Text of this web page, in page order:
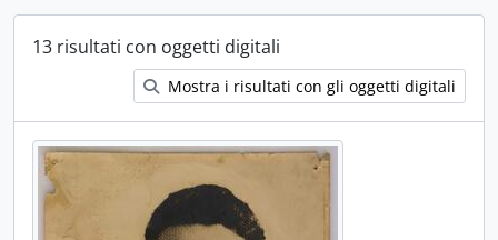
13 risultati con oggetti digitali
Mostra i risultati con gli oggetti digitali